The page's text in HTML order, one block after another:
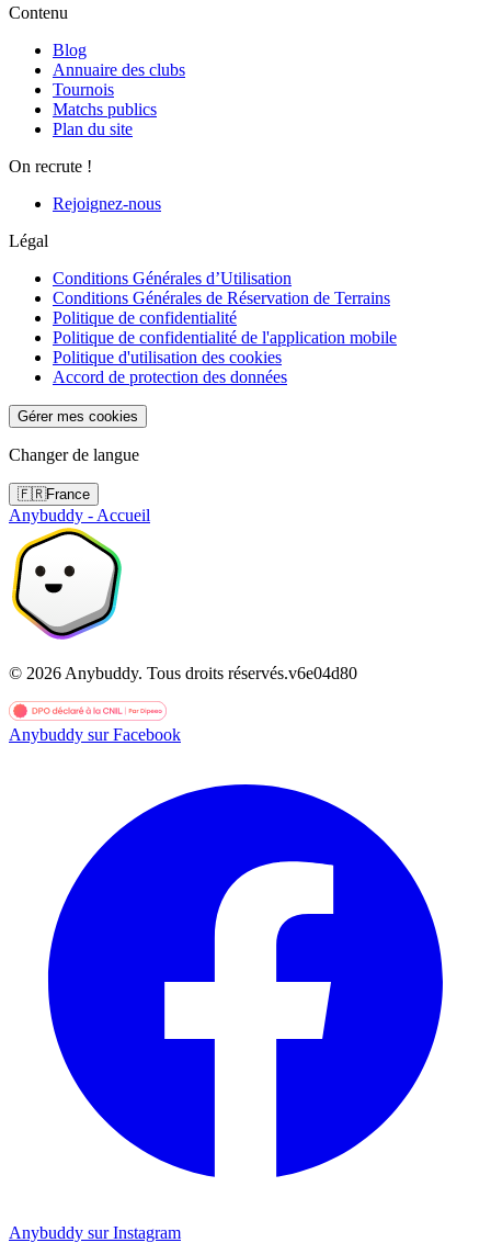
Contenu
Blog
Annuaire des clubs
Tournois
Matchs publics
Plan du site
On recrute !
Rejoignez-nous
Légal
Conditions Générales d’Utilisation
Conditions Générales de Réservation de Terrains
Politique de confidentialité
Politique de confidentialité de l'application mobile
Politique d'utilisation des cookies
Accord de protection des données
Gérer mes cookies
Changer de langue
🇫🇷France
Anybuddy - Accueil
© 2026 Anybuddy. Tous droits réservés.v6e04d80
Anybuddy sur Facebook
Anybuddy sur Instagram